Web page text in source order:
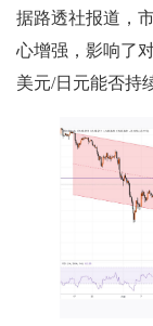
据路透社报道，
心增强，影响了
美元/日元能否持